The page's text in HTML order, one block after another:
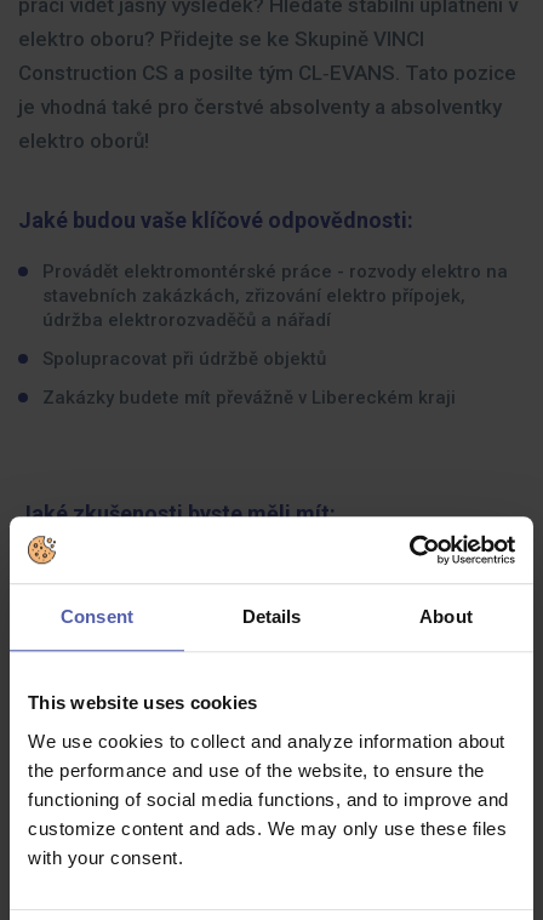
Consent Details About
This website uses cookies
We use cookies to collect and analyze information about
the performance and use of the website, to ensure the
functioning of social media functions, and to improve and
customize content and ads. We may only use these files
with your consent.
prací vidět jasný výsledek? Hledáte stabilní uplatnění v
elektro oboru? Přidejte se ke Skupině VINCI
Construction CS a posilte tým CL‑EVANS. Tato pozice
je vhodná také pro čerstvé absolventy a absolventky
elektro oborů!
Jaké budou vaše klíčové odpovědnosti:
Provádět elektromontérské práce - rozvody elektro na
stavebních zakázkách, zřizování elektro přípojek,
údržba elektrorozvaděčů a nářadí
Spolupracovat při údržbě objektů
Zakázky budete mít převážně v Libereckém kraji
Jaké zkušenosti byste měli mít:
Min. SOU vzdělání v oboru elektro
50/1978 Sb.) § 6, 7
společnosti
Řidičský průkaz sk. B
Samostatnost, zručnost, zájem o obor